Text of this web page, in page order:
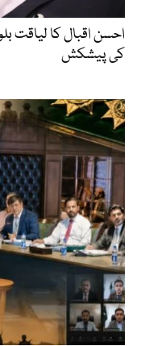
احسن اقبال کا لیاقت
کی پیشکش